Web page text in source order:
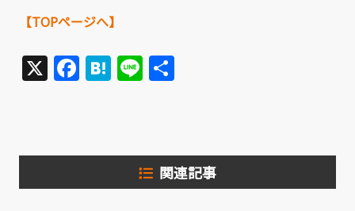
【TOPページへ】
X Facebook
Hatena
Line
関連記事